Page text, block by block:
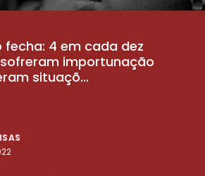
4 em cada dez
importunação
situaçõ...